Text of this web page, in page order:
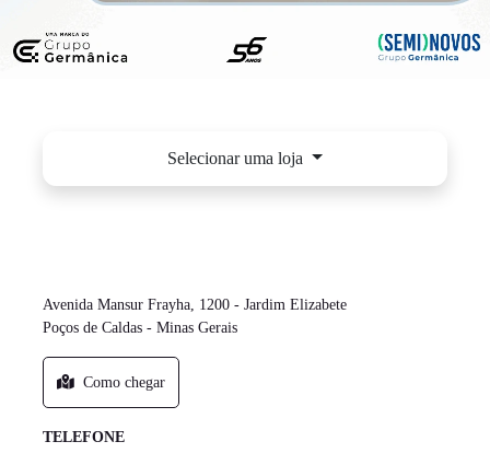
Selecionar uma loja
Avenida Mansur Frayha, 1200 - Jardim Elizabete
Poços de Caldas - Minas Gerais
Como chegar
TELEFONE